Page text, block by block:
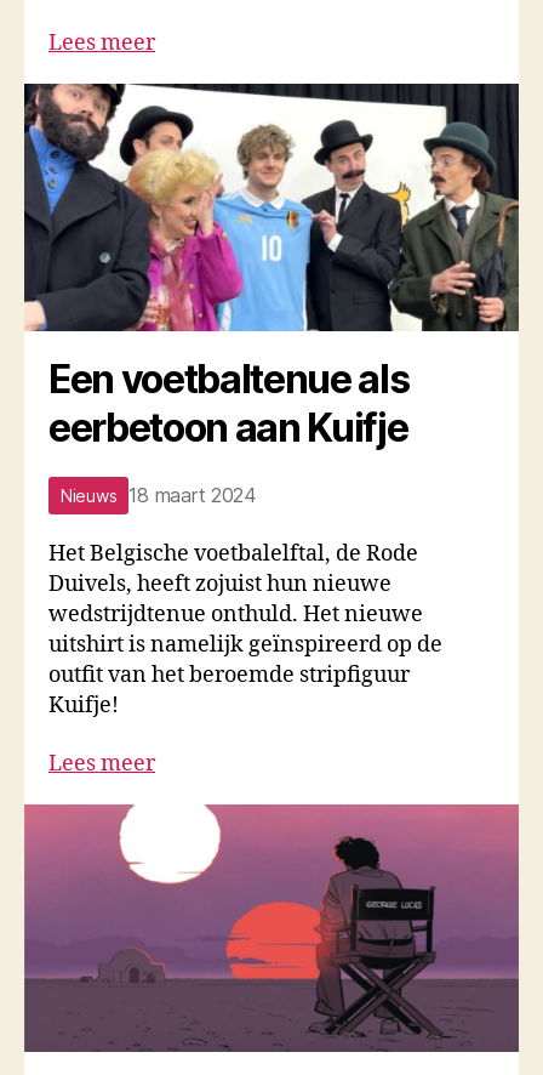
Lees meer
Een voetbaltenue als
eerbetoon aan Kuifje
Nieuws 18 maart 2024
Het Belgische voetbalelftal, de Rode
Duivels, heeft zojuist hun nieuwe
wedstrijdtenue onthuld. Het nieuwe
uitshirt is namelijk geïnspireerd op de
outfit van het beroemde stripfiguur
Kuifje!
Lees meer